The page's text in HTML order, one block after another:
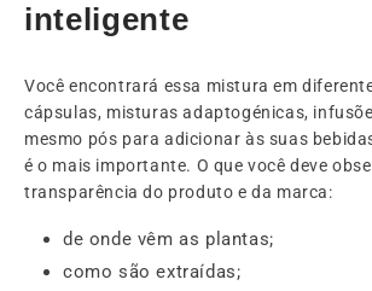
inteligente
Você encontrará essa mistura em
cápsulas, misturas adaptogénicas,
mesmo pós para adicionar às suas
é o mais importante. O que você deve
transparência do produto e da marca:
de onde vêm as plantas;
como são extraídas;